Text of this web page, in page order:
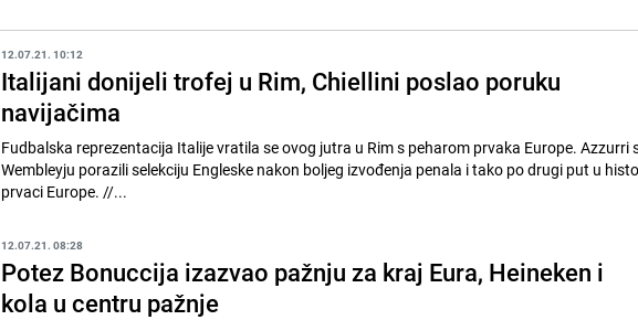
12.07.21. 10:12
Italijani donijeli trofej u Rim, Chiellini poslao poruku
navijačima
Fudbalska reprezentacija Italije vratila se ovog jutra u Rim s peharom prvaka Europe. Azzurri
Wembleyju porazili selekciju Engleske nakon boljeg izvođenja penala i tako po drugi put u
prvaci Europe. //...
12.07.21. 08:28
Potez Bonuccija izazvao pažnju za kraj Eura, Heineken i
kola u centru pažnje